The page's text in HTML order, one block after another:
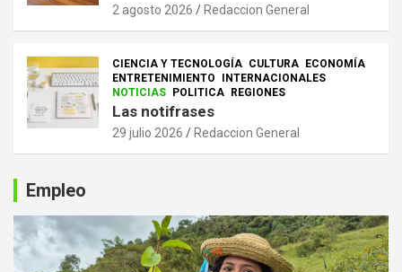
2 agosto 2026 Redaccion General
CIENCIA Y TECNOLOGÍA CULTURA
ECONOMÍA
ENTRETENIMIENTO
INTERNACIONALES
NOTICIAS
POLITICA REGIONES
Las notifrases
29 julio 2026 Redaccion General
Empleo